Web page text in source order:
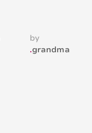
by
.grandma